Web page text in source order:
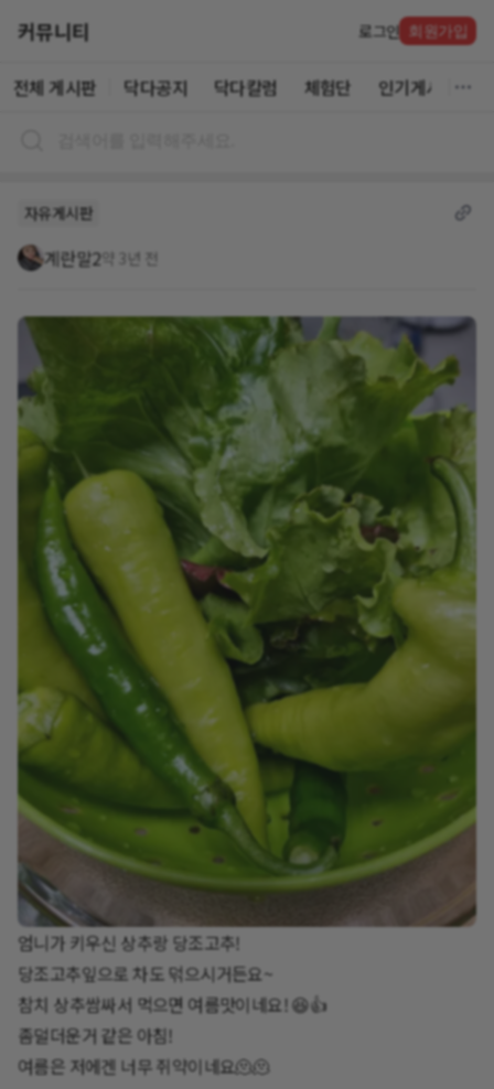
커뮤니티 로그인 회원가입
전체 게시판 닥다공지 닥다칼럼 체험단 인기게시글
자유게시판
계란말2약 3년 전
엄니가 키우신 상추랑 당조고추!
당조고추잎으로 차도 덖으시거든요~
참치 상추쌈싸서 먹으면 여름맛이네요! 😆👍
좀덜더운거 같은 아침!
여름은 저에겐 너무 쥐약이네요🫠🫠